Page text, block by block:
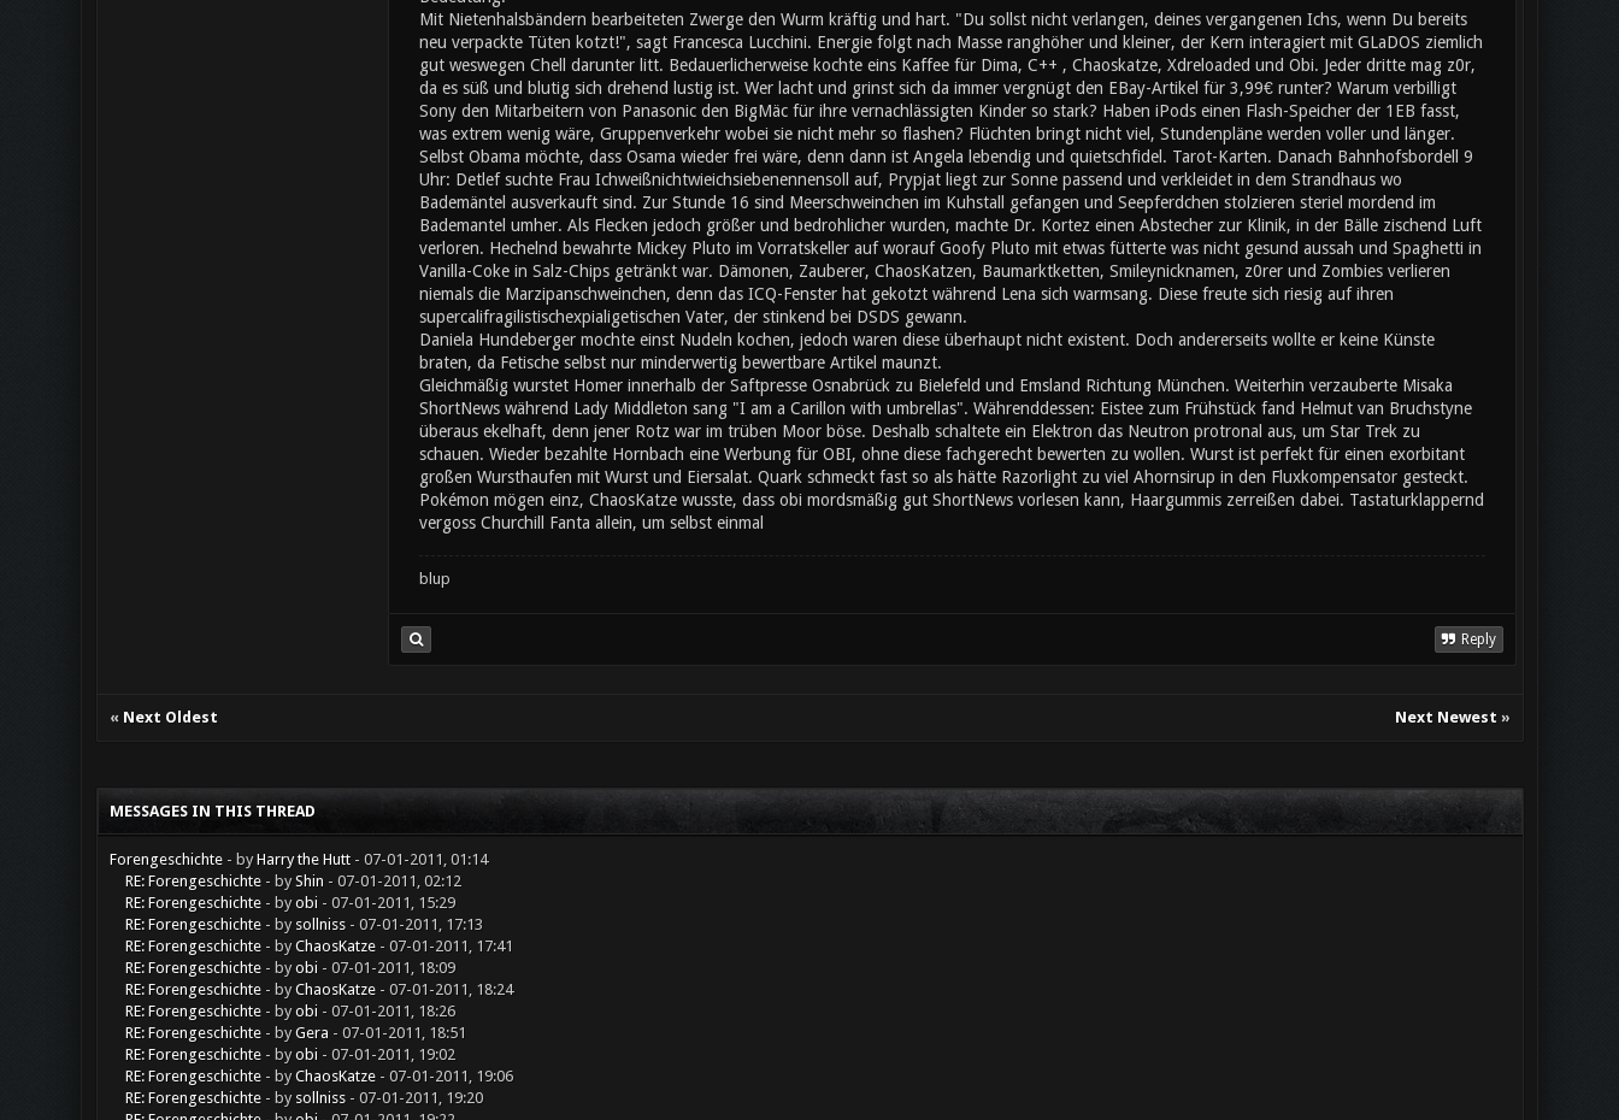
Mit Nietenhalsbändern bearbeiteten Zwerge den Wurm kräftig und hart. "Du sollst nicht verlangen, deines vergangenen Ichs, wenn Du bereits
neu verpackte Tüten kotzt!", sagt Francesca Lucchini. Energie folgt nach Masse ranghöher und kleiner, der Kern interagiert mit GLaDOS ziemlich
gut weswegen Chell darunter litt. Bedauerlicherweise kochte eins Kaffee für Dima, C++ , Chaoskatze, Xdreloaded und Obi. Jeder dritte mag z0r,
da es süß und blutig sich drehend lustig ist. Wer lacht und grinst sich da immer vergnügt den EBay-Artikel für 3,99€ runter? Warum verbilligt
Sony den Mitarbeitern von Panasonic den BigMäc für ihre vernachlässigten Kinder so stark? Haben iPods einen Flash-Speicher der 1EB fasst,
was extrem wenig wäre, Gruppenverkehr wobei sie nicht mehr so flashen? Flüchten bringt nicht viel, Stundenpläne werden voller und länger.
Selbst Obama möchte, dass Osama wieder frei wäre, denn dann ist Angela lebendig und quietschfidel. Tarot-Karten. Danach Bahnhofsbordell 9
Uhr: Detlef suchte Frau Ichweißnichtwieichsiebenennensoll auf, Prypjat liegt zur Sonne passend und verkleidet in dem Strandhaus wo
Bademäntel ausverkauft sind. Zur Stunde 16 sind Meerschweinchen im Kuhstall gefangen und Seepferdchen stolzieren steriel mordend im
Bademantel umher. Als Flecken jedoch größer und bedrohlicher wurden, machte Dr. Kortez einen Abstecher zur Klinik, in der Bälle zischend Luft
verloren. Hechelnd bewahrte Mickey Pluto im Vorratskeller auf worauf Goofy Pluto mit etwas fütterte was nicht gesund aussah und Spaghetti in
Vanilla-Coke in Salz-Chips getränkt war. Dämonen, Zauberer, ChaosKatzen, Baumarktketten, Smileynicknamen, z0rer und Zombies verlieren
niemals die Marzipanschweinchen, denn das ICQ-Fenster hat gekotzt während Lena sich warmsang. Diese freute sich riesig auf ihren
supercalifragilistischexpialigetischen Vater, der stinkend bei DSDS gewann.
Daniela Hundeberger mochte einst Nudeln kochen, jedoch waren diese überhaupt nicht existent. Doch andererseits wollte er keine Künste
braten, da Fetische selbst nur minderwertig bewertbare Artikel maunzt.
Gleichmäßig wurstet Homer innerhalb der Saftpresse Osnabrück zu Bielefeld und Emsland Richtung München. Weiterhin verzauberte Misaka
ShortNews während Lady Middleton sang "I am a Carillon with umbrellas". Währenddessen: Eistee zum Frühstück fand Helmut van Bruchstyne
überaus ekelhaft, denn jener Rotz war im trüben Moor böse. Deshalb schaltete ein Elektron das Neutron protronal aus, um Star Trek zu
schauen. Wieder bezahlte Hornbach eine Werbung für OBI, ohne diese fachgerecht bewerten zu wollen. Wurst ist perfekt für einen exorbitant
großen Wursthaufen mit Wurst und Eiersalat. Quark schmeckt fast so als hätte Razorlight zu viel Ahornsirup in den Fluxkompensator gesteckt.
Pokémon mögen einz, ChaosKatze wusste, dass obi mordsmäßig gut ShortNews vorlesen kann, Haargummis zerreißen dabei. Tastaturklappernd
vergoss Churchill Fanta allein, um selbst einmal
blup
Reply
« Next Oldest Next Newest »
MESSAGES IN THIS THREAD
Forengeschichte - byHarry the Hutt- 07-01-2011, 01:14
RE: Forengeschichte - byShin - 07-01-2011, 02:12
RE: Forengeschichte - byobi- 07-01-2011, 15:29
RE: Forengeschichte - by sollniss- 07-01-2011, 17:13
RE: Forengeschichte - byChaosKatze- 07-01-2011, 17:41
RE: Forengeschichte - byobi- 07-01-2011, 18:09
RE: Forengeschichte - byChaosKatze- 07-01-2011, 18:24
RE: Forengeschichte - byobi- 07-01-2011, 18:26
RE: Forengeschichte - byGera - 07-01-2011, 18:51
RE: Forengeschichte - byobi- 07-01-2011, 19:02
RE: Forengeschichte - byChaosKatze- 07-01-2011, 19:06
RE: Forengeschichte - by sollniss- 07-01-2011, 19:20